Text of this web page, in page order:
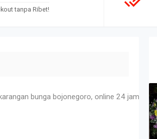
tanpa Ribet!
bunga bojonegoro, online 24 jam,